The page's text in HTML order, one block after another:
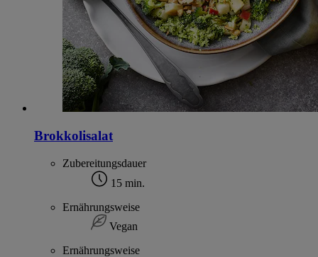
Brokkolisalat
Zubereitungsdauer
15 min.
Ernährungsweise
Vegan
Ernährungsweise